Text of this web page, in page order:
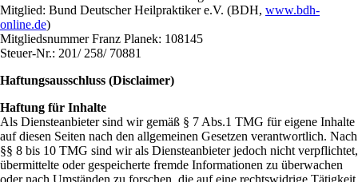
Mitglied: Bund Deutscher Heilpraktiker e.V. (BDH, www.bdh-
online.de)
Mitgliedsnummer Franz Planek: 108145
Steuer-Nr.: 201/ 258/ 70881
Haftungsausschluss (Disclaimer)
Haftung für Inhalte
Als Diensteanbieter sind wir gemäß § 7 Abs.1 TMG für eigene Inhalte
auf diesen Seiten nach den allgemeinen Gesetzen verantwortlich. Nach
§§ 8 bis 10 TMG sind wir als Diensteanbieter jedoch nicht verpflichtet,
übermittelte oder gespeicherte fremde Informationen zu überwachen
oder nach Umständen zu forschen, die auf eine rechtswidrige Tätigkeit